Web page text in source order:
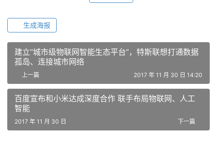
生成海报
建立“城市级物联网智能生态平台”，特斯联想打通数据
孤岛、连接城市网络
上一篇 2017 年 11 月 30 日 14:20
百度宣布和小米达成深度合作 联手布局物联网、人工
智能
下一篇
2017 年 11 月 30 日